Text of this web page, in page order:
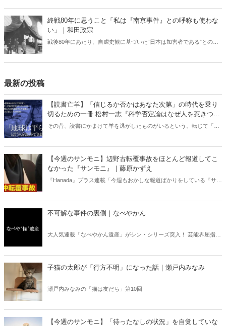
つつある現場を取材した。
終戦80年に思うこと「私は『南京事件』との呼称も使わな
い」｜和田政宗
戦後80年にあたり、自虐史観に基づいた“日本は加害者である”との番
最新の投稿
【読書亡羊】「信じるか否かはあなた次第」の時代を乗り
切るための一冊 松村一志『科学否定論はなぜ人を惹きつけ
るのか』（ちくま新書）｜梶原麻衣子
その昔、読書にかまけて羊を逃がしたものがいるという。転じて「読
ある。元月刊『Hanada』編集部員のライター・梶原がお送りする時事
書評！
【今週のサンモニ】辺野古転覆事故をほとんど報道してこ
なかった『サンモニ』｜藤原かずえ
『Hanada』プラス連載「今週もおかしな報道ばかりをしている『サン
不可解な事件の裏側｜なべやかん
大人気連載「なべやかん遺産」がシン・シリーズ突入！ 芸能界屈指の
信じるか信じないかは、あなた次第！ 芸能ニュース
子猫の太郎が「行方不明」になった話｜瀬戸内みなみ
瀬戸内みなみの「猫は友だち」第10回
【今週のサンモニ】「待ったなしの状況」を自覚していな